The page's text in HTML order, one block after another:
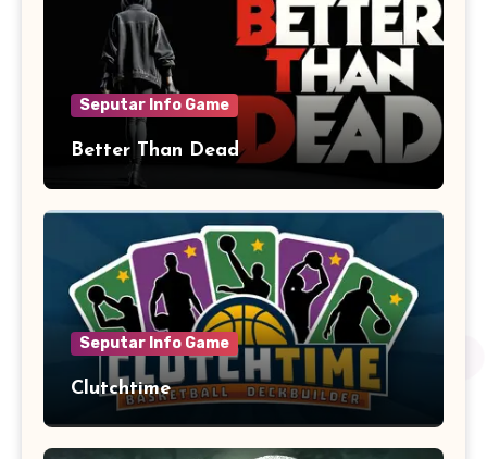
Seputar Info Game
Better Than Dead
Seputar Info Game
Clutchtime